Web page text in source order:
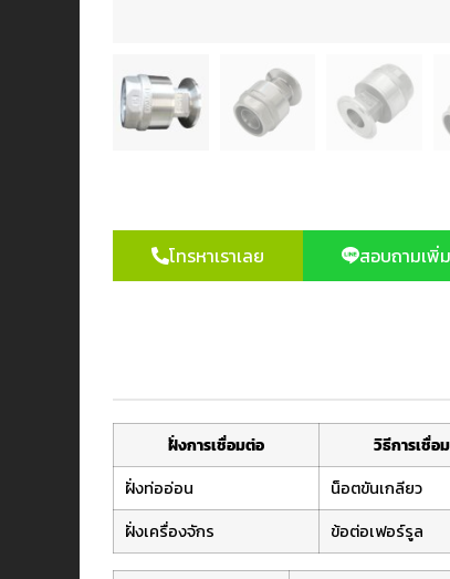
โทรหาเราเลย สอบถามเพิ่
ฝั่งการเชื่อมต่อ วิธีการเชื่อ
ฝั่งท่ออ่อน
น็อตขันเกลียว
ฝั่งเครื่องจักร
ข้อต่อเฟอร์รูล